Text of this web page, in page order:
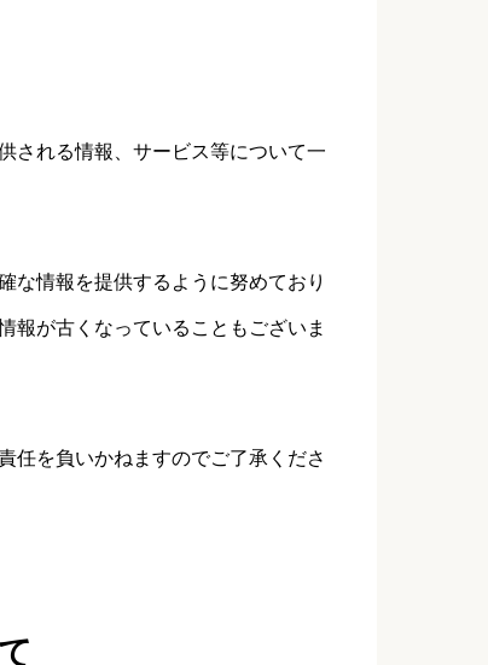
される情報、サービス等について一
な情報を提供するように努めており
報が古くなっていることもございま
任を負いかねますのでご了承くださ